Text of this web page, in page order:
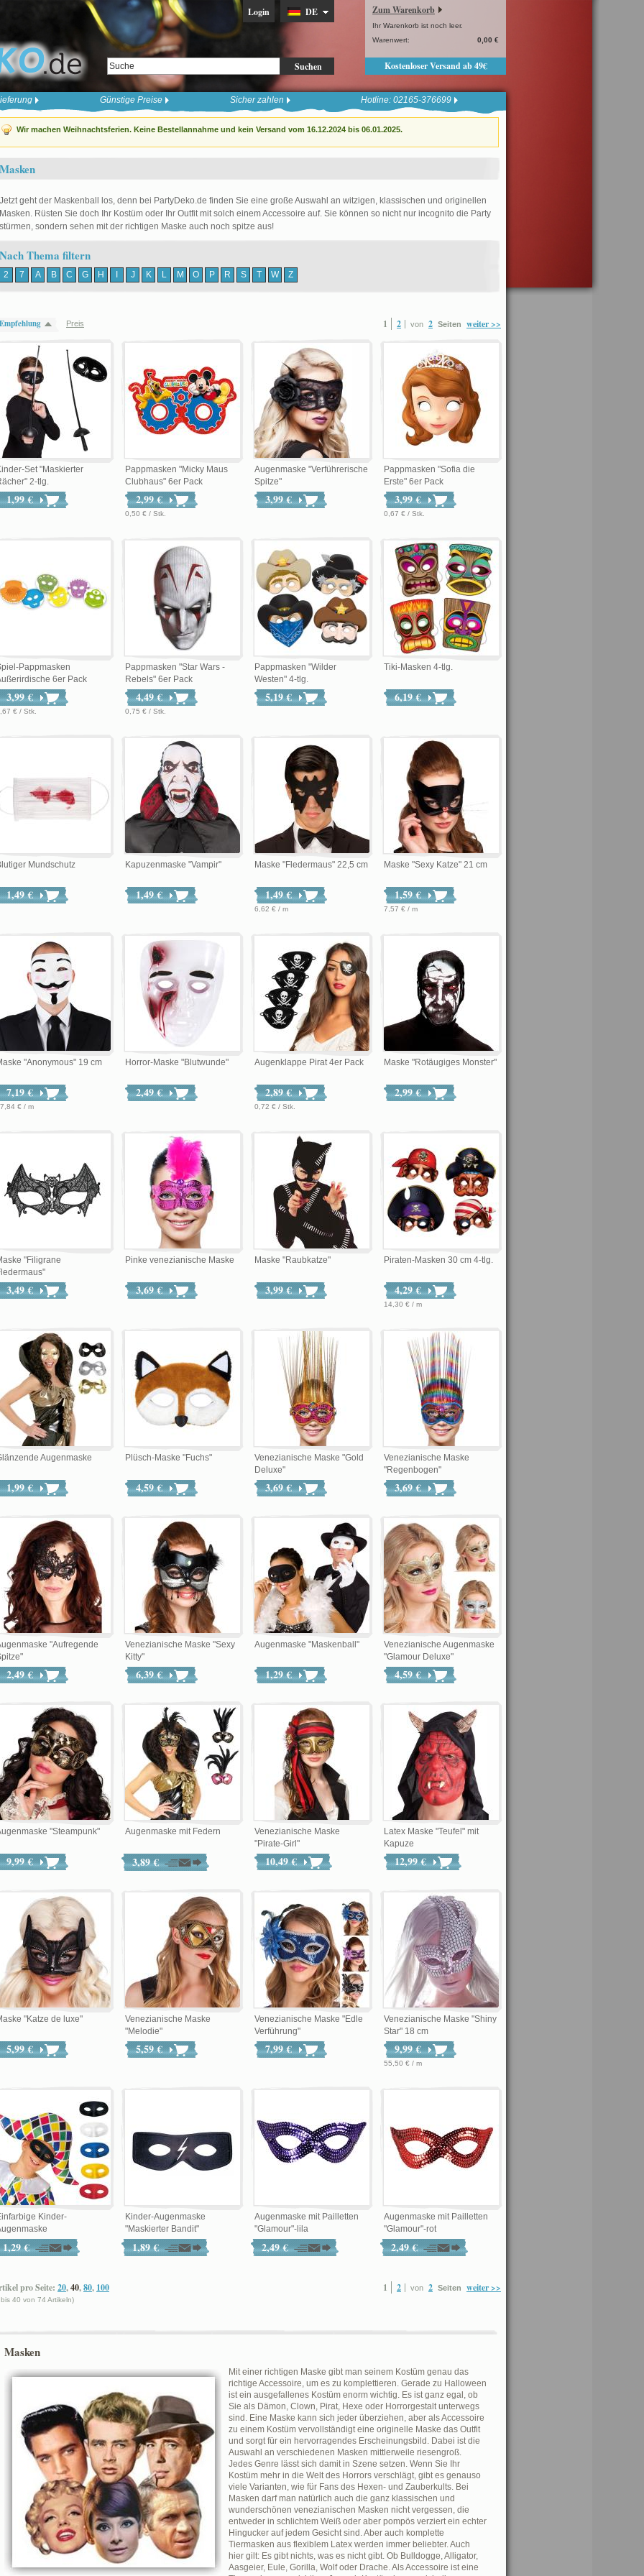
Suchen
Login DE Zum Warenkorb
Ihr Warenkorb ist noch leer.
Warenwert:
0,00 €
Kostenloser Versand ab 49€
Günstige Preise Sicher zahlen Hotline: 02165-376699
Wir machen Weihnachtsferien. Keine Bestellannahme und kein Versand vom 16.12.2024 bis 06.01.2025.
Masken
Jetzt geht der Maskenball los, denn bei PartyDeko.de finden Sie eine große Auswahl an witzigen, klassischen und originellen
Masken. Rüsten Sie doch Ihr Kostüm oder Ihr Outfit mit solch einem Accessoire auf. Sie können so nicht nur incognito die Party
stürmen, sondern sehen mit der richtigen Maske auch noch spitze aus!
Nach Thema filtern
2 7 A B C G H J K L M O P R S T W Z
1 2 von 2 Seiten weiter >>
Empfehlung Preis
Set "Maskierter
2-tlg.
1,99 €
Pappmasken "Micky Maus
Clubhaus" 6er Pack
2,99 €
0,50 € / Stk.
Augenmaske "Verführerische
Spitze"
3,99 €
Pappmasken "Sofia die
Erste" 6er Pack
3,99 €
0,67 € / Stk.
Pappmasken
6er Pack
3,99 €
€ / Stk.
Pappmasken "Star Wars -
Rebels" 6er Pack
4,49 €
0,75 € / Stk.
Pappmasken "Wilder
Westen" 4-tlg.
5,19 €
Tiki-Masken 4-tlg.
6,19 €
Mundschutz
1,49 €
Kapuzenmaske "Vampir"
1,49 €
Maske "Fledermaus" 22,5 cm
1,49 €
6,62 € / m
Maske "Sexy Katze" 21 cm
1,59 €
7,57 € / m
"Anonymous" 19 cm
7,19 €
€ / m
Horror-Maske "Blutwunde"
2,49 €
Augenklappe Pirat 4er Pack
2,89 €
0,72 € / Stk.
Maske "Rotäugiges Monster"
2,99 €
"Filigrane
3,49 €
Pinke venezianische Maske
3,69 €
Maske "Raubkatze"
3,99 €
Piraten-Masken 30 cm 4-tlg.
4,29 €
14,30 € / m
Augenmaske
1,99 €
Plüsch-Maske "Fuchs"
4,59 €
Venezianische Maske "Gold
Deluxe"
3,69 €
Venezianische Maske
"Regenbogen"
3,69 €
"Aufregende
2,49 €
Venezianische Maske "Sexy
Kitty"
6,39 €
Augenmaske "Maskenball"
1,29 €
Venezianische Augenmaske
"Glamour Deluxe"
4,59 €
"Steampunk"
9,99 €
Augenmaske mit Federn
3,89 €
Venezianische Maske
"Pirate-Girl"
10,49 €
Latex Maske "Teufel" mit
Kapuze
12,99 €
"Katze de luxe"
5,99 €
Venezianische Maske
"Melodie"
5,59 €
Venezianische Maske "Edle
Verführung"
7,99 €
Venezianische Maske "Shiny
Star" 18 cm
9,99 €
55,50 € / m
Kinder-
1,29 €
Kinder-Augenmaske
"Maskierter Bandit"
1,89 €
Augenmaske mit Pailletten
"Glamour"-lila
2,49 €
Augenmaske mit Pailletten
"Glamour"-rot
2,49 €
pro Seite: 20,40,80, 100
40 von 74 Artikeln)
1 2 von 2 Seiten weiter >>
Masken
Mit einer richtigen Maske gibt man seinem Kostüm genau das
richtige Accessoire, um es zu komplettieren. Gerade zu Halloween
ist ein ausgefallenes Kostüm enorm wichtig. Es ist ganz egal, ob
Sie als Dämon, Clown, Pirat, Hexe oder Horrorgestalt unterwegs
sind. Eine Maske kann sich jeder überziehen, aber als Accessoire
zu einem Kostüm vervollständigt eine originelle Maske das Outfit
und sorgt für ein hervorragendes Erscheinungsbild. Dabei ist die
Auswahl an verschiedenen Masken mittlerweile riesengroß.
Jedes Genre lässt sich damit in Szene setzen. Wenn Sie Ihr
Kostüm mehr in die Welt des Horrors verschlägt, gibt es genauso
viele Varianten, wie für Fans des Hexen- und Zauberkults. Bei
Masken darf man natürlich auch die ganz klassischen und
wunderschönen venezianischen Masken nicht vergessen, die
entweder in schlichtem Weiß oder aber pompös verziert ein echter
Hingucker auf jedem Gesicht sind. Aber auch komplette
Tiermasken aus flexiblem Latex werden immer beliebter. Auch
hier gilt: Es gibt nichts, was es nicht gibt. Ob Bulldogge, Alligator,
Aasgeier, Eule, Gorilla, Wolf oder Drache. Als Accessoire ist eine